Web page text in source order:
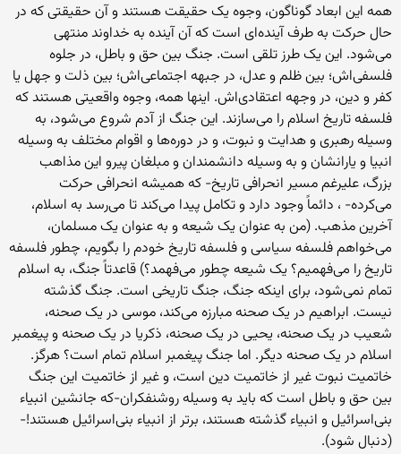
همه این ابعاد گوناگون، وجوه یک حقیقت هستند و آن حقیقتی که در
حال حرکت به طرف آینده‌ای است که آن آینده به خداوند منتهی
می‌شود. این یک طرز تلقی است. جنگ بین حق و باطل، در جلوه
فلسفی‌اش؛ بین ظلم و عدل، در جبهه اجتماعی‌اش؛ بین ذلت و جهل یا
کفر و دین، در وجهه اعتقادی‌اش. اینها همه، وجوه واقعیتی هستند که
فلسفه تاریخ اسلام را می‌سازند. این جنگ از آدم شروع می‌شود، به
وسیله رهبری و هدایت و نبوت، و در دوره‌ها و اقوام مختلف به وسیله
انبیا و یارانشان و به وسیله دانشمندان و مبلغان پیرو این مذاهب
بزرگ، علیرغم مسیر انحرافی تاریخ- که همیشه انحرافی حرکت
می‌کرده- ، دائماً وجود دارد و تکامل پیدا می‌کند تا می‌رسد به اسلام،
آخرین مذهب. (من به عنوان یک شیعه و به عنوان یک مسلمان،
می‌خواهم فلسفه سیاسی و فلسفه تاریخ خودم را بگویم، چطور فلسفه
تاریخ را می‌فهمیم؟ یک شیعه چطور می‌فهمد؟) قاعدتاً جنگ، به اسلام
تمام نمی‌شود، برای اینکه جنگ، جنگ تاریخی است. جنگ گذشته
نیست. ابراهیم در یک صحنه مبارزه می‌کند، موسی در یک صحنه،
شعیب در یک صحنه، یحیی در یک صحنه، ذکریا در یک صحنه و پیغمبر
اسلام در یک صحنه دیگر. اما جنگ پیغمبر اسلام تمام است؟ هرگز.
خاتمیت نبوت غیر از خاتمیت دین است، و غیر از خاتمیت این جنگ
بین حق و باطل است که باید به وسیله روشنفکران-که جانشین انبیاء
بنی‌اسرائیل و انبیاء گذشته هستند، برتر از انبیاء بنی‌اسرائیل هستند!-
(دنبال شود).